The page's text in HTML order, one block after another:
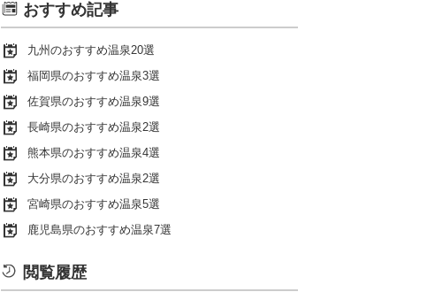
おすすめ記事
九州のおすすめ温泉20選
福岡県のおすすめ温泉3選
佐賀県のおすすめ温泉9選
長崎県のおすすめ温泉2選
熊本県のおすすめ温泉4選
大分県のおすすめ温泉2選
宮崎県のおすすめ温泉5選
鹿児島県のおすすめ温泉7選
閲覧履歴